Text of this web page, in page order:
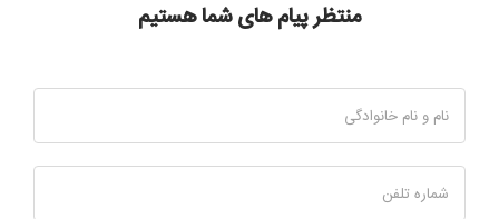
منتظر پیام های شما هستیم
نام و نام خانوادگی
شماره تلفن